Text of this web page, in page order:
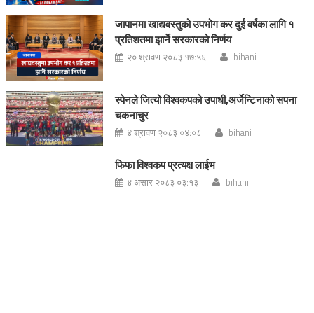
जापानमा खाद्यवस्तुको उपभोग कर दुई वर्षका लागि १
प्रतिशतमा झार्ने सरकारको निर्णय
२० श्रावण २०८३ १७:५६ bihani
स्पेनले जित्यो विश्वकपको उपाधी,अर्जेन्टिनाको सपना
चकनाचुर
४ श्रावण २०८३ ०४:०८ bihani
फिफा विश्वकप प्रत्यक्ष लाईभ
४ असार २०८३ ०३:१३ bihani